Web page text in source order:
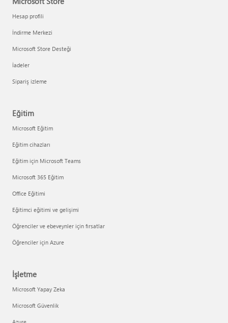
Hesap profili
İndirme Merkezi
Microsoft Store Desteği
İadeler
Sipariş izleme
Eğitim
Microsoft Eğitim
Eğitim cihazları
Eğitim için Microsoft Teams
Microsoft 365 Eğitim
Office Eğitimi
Eğitimci eğitimi ve gelişimi
Öğrenciler ve ebeveynler için fırsatlar
Öğrenciler için Azure
İşletme
Microsoft Yapay Zeka
Microsoft Güvenlik